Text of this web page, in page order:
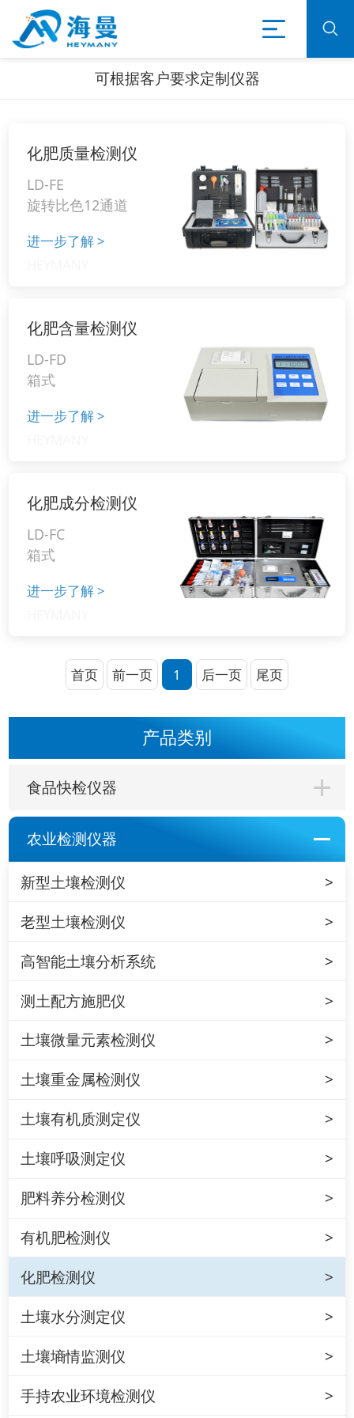
可根据客户要求定制仪器
产品类别
食品快检仪器
农业检测仪器
新型土壤检测仪
老型土壤检测仪
高智能土壤分析系统
测土配方施肥仪
土壤微量元素检测仪
土壤重金属检测仪
土壤有机质测定仪
土壤呼吸测定仪
肥料养分检测仪
有机肥检测仪
化肥检测仪
土壤水分测定仪
土壤墒情监测仪
手持农业环境检测仪
化肥质量检测仪
LD-FE
旋转比色12通道
进一步了解>
化肥含量检测仪
LD-FD
箱式
进一步了解>
化肥成分检测仪
LD-FC
箱式
进一步了解>
首页 前一页 1 后一页 尾页